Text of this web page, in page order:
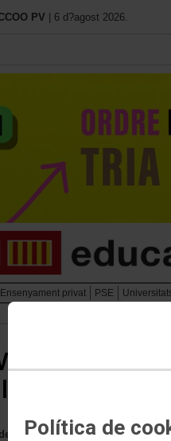
Política de
PV | 6 d?agost 2026.
Ensenyament privat PSE
rebutja la
trans i LGTBI
CCOO PV manifesta el seu